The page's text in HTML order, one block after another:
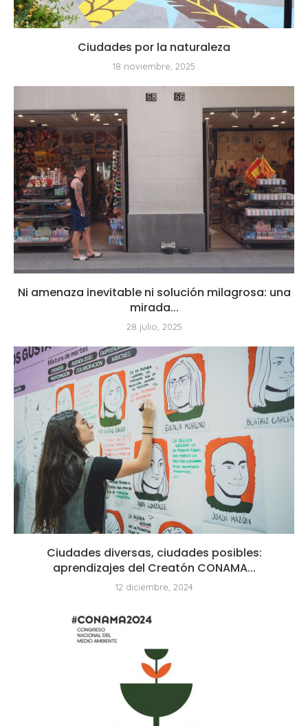
Ciudades por la naturaleza
18 noviembre, 2025
Ni amenaza inevitable ni solución milagrosa: una
mirada...
28 julio, 2025
Ciudades diversas, ciudades posibles:
aprendizajes del Creatón CONAMA...
12 diciembre, 2024